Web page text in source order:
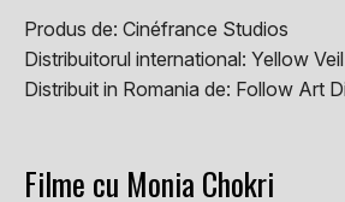
Produs de: Cinéfrance Studios
Distribuitorul international: Yellow
Distribuit in Romania de: Follow Art
Filme cu Monia Chokri